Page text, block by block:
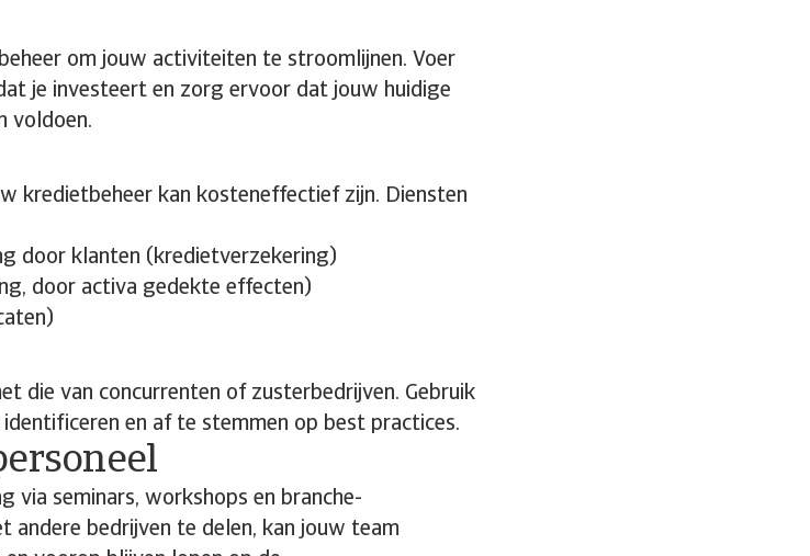
om jouw activiteiten te stroomlijnen. Voer
je investeert en zorg ervoor dat jouw huidige
voldoen.
kredietbeheer kan kosteneffectief zijn. Diensten
door klanten (kredietverzekering)
door activa gedekte effecten)
die van concurrenten of zusterbedrijven. Gebruik
en af te stemmen op best practices.
via seminars, workshops en branche-
andere bedrijven te delen, kan jouw team